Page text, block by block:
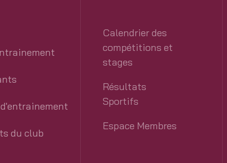
du club
Calendrier des
compétitions et
stages
Résultats
Sportifs
Espace Membres